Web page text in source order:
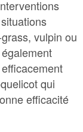
vulpin ou
qui
efficacité